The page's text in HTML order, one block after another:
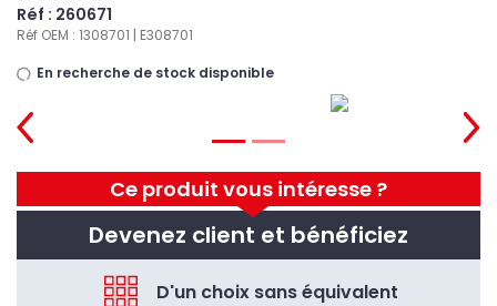
Ce produit vous intéresse ?
Devenez client et bénéficiez
D'un choix sans équivalent
Réf : 260671
Réf OEM : 1308701 | E308701
En recherche de stock disponible